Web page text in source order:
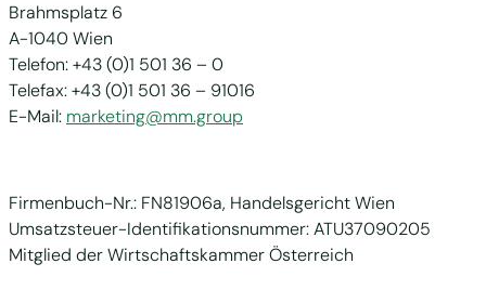
Brahmsplatz 6
A-1040 Wien
Telefon: +43 (0)1 501 36 – 0
Telefax: +43 (0)1 501 36 – 91016
E-Mail: marketing@mm.group
Firmenbuch-Nr.: FN81906a, Handelsgericht Wien
Umsatzsteuer-Identifikationsnummer: ATU37090205
Mitglied der Wirtschaftskammer Österreich